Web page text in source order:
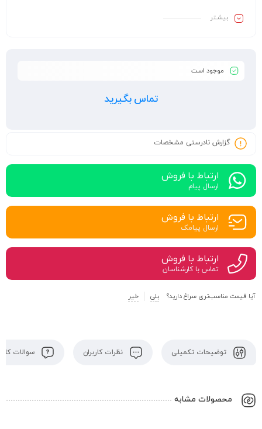
بیشـتر
موجود است
تماس بگیرید
گزارش نادرستی مشخصات
ارتباط با فروش
ارسال پیام
ارتباط با فروش
ارسال پیامک
ارتباط با فروش
تماس با کارشناسان
آیا قیمت مناسب‌تری سراغ دارید؟ بلی خیر
توضیحات تکمیلی نظرات کاربران سوالات
محصولات مشابه